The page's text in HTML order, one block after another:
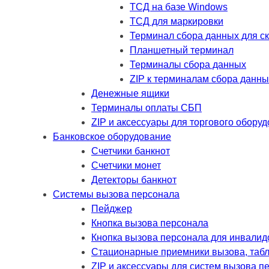
ТСД на базе Windows
ТСД для маркировки
Терминал сбора данных для
Планшетный терминал
Терминалы сбора данных
ZIP к терминалам сбора
Денежные ящики
Терминалы оплаты СБП
ZIP и аксессуары для торгового
Банковское оборудование
Счетчики банкнот
Счетчики монет
Детекторы банкнот
Системы вызова персонала
Пейджер
Кнопка вызова персонала
Кнопка вызова персонала для
Стационарные приемники вызова,
ZIP и аксессуары для систем вызова